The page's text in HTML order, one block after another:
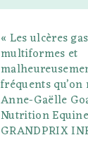
l
e
P
l
s
a
g
r
a
m
e
r
e
s
« Les ulcères
multiformes et
fréquents qu’on
Anne-Gaëlle
Nutrition
GRANDPRIX